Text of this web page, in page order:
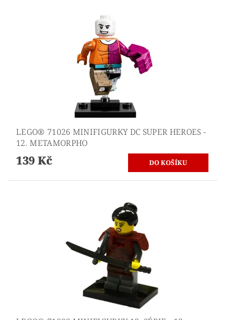
LEGO® 71026 MINIFIGURKY DC SUPER HEROES -
12. METAMORPHO
139 Kč